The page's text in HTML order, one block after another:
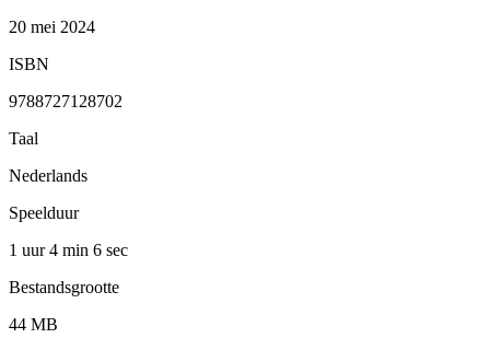
20 mei 2024
ISBN
9788727128702
Taal
Nederlands
Speelduur
1 uur 4 min 6 sec
Bestandsgrootte
44 MB